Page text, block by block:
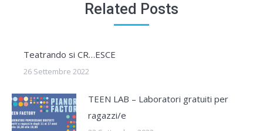
Related Posts
Teatrando si CR…ESCE
26 Settembre 2022
TEEN LAB – Laboratori gratuiti per
ragazzi/e